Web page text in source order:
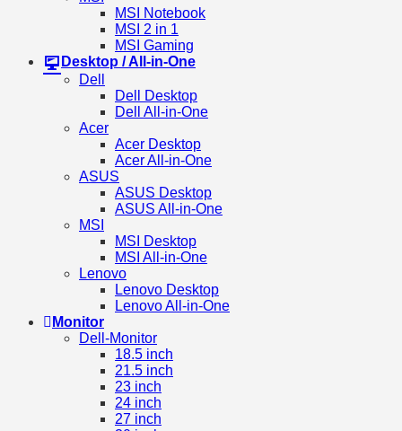
MSI Notebook
MSI 2 in 1
MSI Gaming
Desktop / All-in-One
Dell
Dell Desktop
Dell All-in-One
Acer
Acer Desktop
Acer All-in-One
ASUS
ASUS Desktop
ASUS All-in-One
MSI
MSI Desktop
MSI All-in-One
Lenovo
Lenovo Desktop
Lenovo All-in-One
Monitor
Dell-Monitor
18.5 inch
21.5 inch
23 inch
24 inch
27 inch